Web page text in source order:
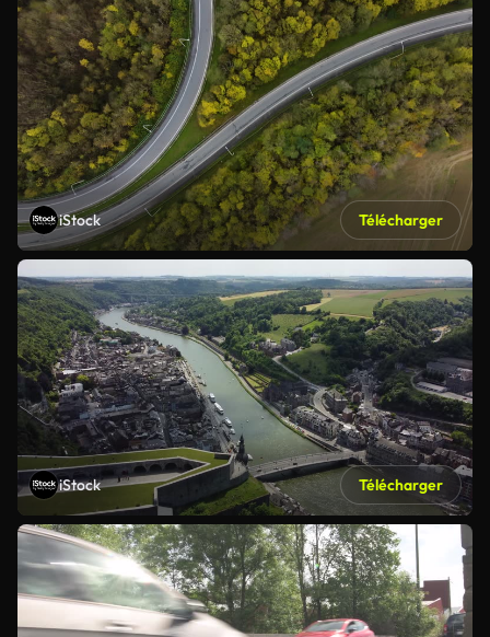
iStock Télécharger
iStock Télécharger